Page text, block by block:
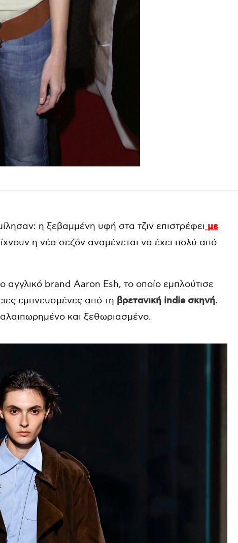
η ξεβαμμένη υφή στα τζιν επιστρέφει με
η νέα σεζόν αναμένεται να έχει πολύ από
αγγλικό brand Aaron Esh, το οποίο εμπλούτισε
εμπνευσμένες από τη βρετανική indie σκηνή.
και ξεθωριασμένο.